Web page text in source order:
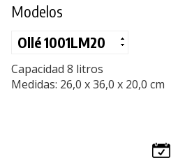
Modelos
Capacidad 8 litros
Medidas: 26,0 x 36,0 x 20,0 cm